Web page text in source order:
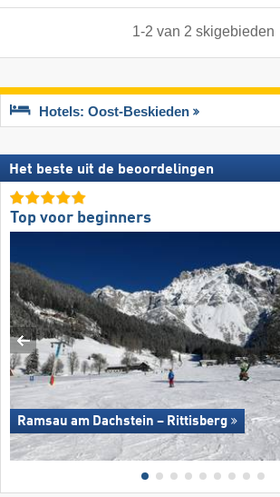
1-2 van 2 skigebieden
Hotels: Oost-Beskieden
Het beste uit de beoordelingen
Top voor beginners
Ramsau am Dachstein – Rittisberg